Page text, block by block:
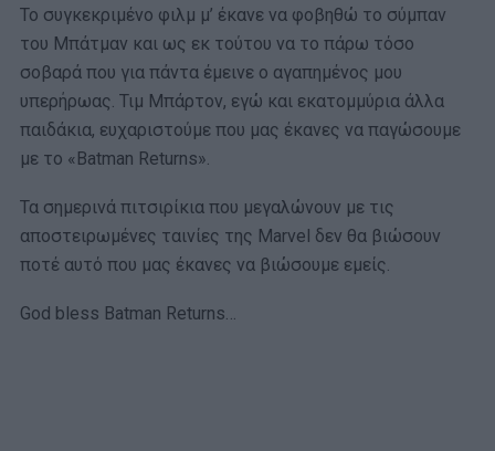
Το συγκεκριμένο φιλμ μ’ έκανε να φοβηθώ το σύμπαν
του Μπάτμαν και ως εκ τούτου να το πάρω τόσο
σοβαρά που για πάντα έμεινε ο αγαπημένος μου
υπερήρωας. Τιμ Μπάρτον, εγώ και εκατομμύρια άλλα
παιδάκια, ευχαριστούμε που μας έκανες να παγώσουμε
με το «Batman Returns».
Τα σημερινά πιτσιρίκια που μεγαλώνουν με τις
αποστειρωμένες ταινίες της Marvel δεν θα βιώσουν
ποτέ αυτό που μας έκανες να βιώσουμε εμείς.
God bless Batman Returns…